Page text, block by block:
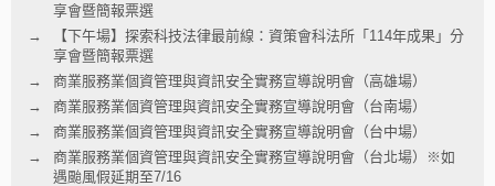
享會暨簡報票選
【下午場】探索科技法律最前線：資策會科法所「114年成果」分
享會暨簡報票選
商業服務業個資管理與資訊安全實務宣導說明會（高雄場）
商業服務業個資管理與資訊安全實務宣導說明會（台南場）
商業服務業個資管理與資訊安全實務宣導說明會（台中場）
商業服務業個資管理與資訊安全實務宣導說明會（台北場）※如
遇颱風假延期至7/16